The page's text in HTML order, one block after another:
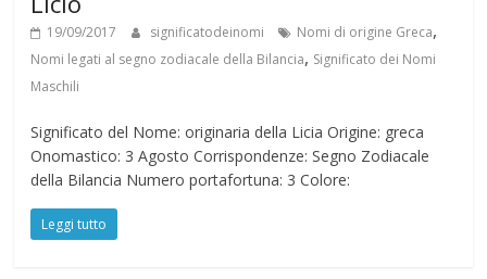
19/09/2017 significatodeinomi Nomi di origine Greca,
Nomi legati al segno zodiacale della Bilancia, Significato dei Nomi
Maschili
Significato del Nome: originaria della Licia Origine: greca
Onomastico: 3 Agosto Corrispondenze: Segno Zodiacale
della Bilancia Numero portafortuna: 3 Colore:
Leggi tutto